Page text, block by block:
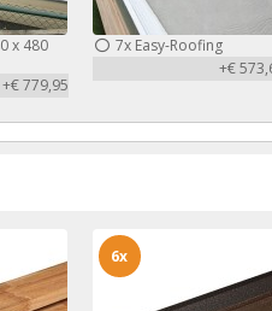
x 480
+€ 779,95
7xEasy-Roofing
+€
6x